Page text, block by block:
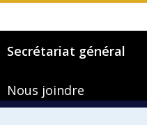
Secrétariat général
Nous joindre